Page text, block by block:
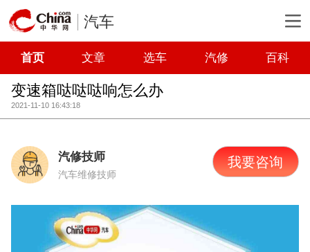
汽车
首页 文章 选车 汽修 百科
变速箱哒哒哒响怎么办
2021-11-10 16:43:18
汽修技师
汽车维修技师
我要咨询